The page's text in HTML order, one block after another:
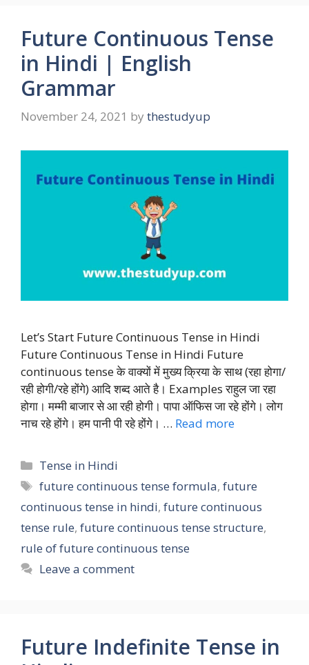
Future Continuous Tense
in Hindi | English
Grammar
November 24, 2021 by thestudyup
Let’s Start Future Continuous Tense in Hindi
Future Continuous Tense in Hindi Future
continuous tense के वाक्यों में मुख्य क्रिया के साथ (रहा होगा/
रही होगी/रहे होंगे) आदि शब्द आते है। Examples राहुल जा रहा
होगा। मम्मी बाजार से आ रही होगी। पापा ऑफिस जा रहे होंगे। लोग
नाच रहे होंगे। हम पानी पी रहे होंगे। … Read more
Categories
Tense in Hindi
Tags
future continuous tense formula,future
continuous tense in hindi, future continuous
tense rule, future continuous tense structure,
rule of future continuous tense
Leave a comment
Future Indefinite Tense in